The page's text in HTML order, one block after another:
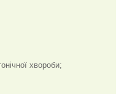
хвороби;